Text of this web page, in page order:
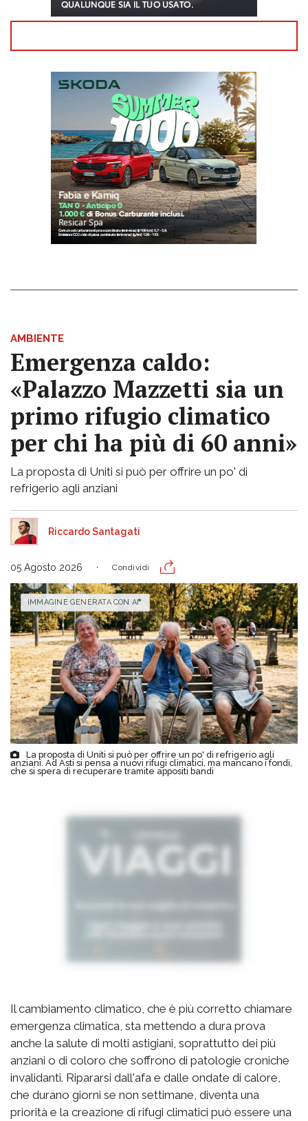
AMBIENTE
Emergenza caldo:
«Palazzo Mazzetti sia un
primo rifugio climatico
per chi ha più di 60 anni»
La proposta di Uniti si può per offrire un po' di
refrigerio agli anziani
Riccardo Santagati
05 Agosto 2026 Condividi
La proposta di Uniti si può per offrire un po' di refrigerio agli
anziani. Ad Asti si pensa a nuovi rifugi climatici, ma mancano i fondi,
che si spera di recuperare tramite appositi bandi
IMMAGINE GENERATA CON AI
Il cambiamento climatico, che è più corretto chiamare
emergenza climatica, sta mettendo a dura prova
anche la salute di molti astigiani, soprattutto dei più
anziani o di coloro che soffrono di patologie croniche
invalidanti. Ripararsi dall'afa e dalle ondate di calore,
che durano giorni se non settimane, diventa una
priorità e la creazione di rifugi climatici può essere una